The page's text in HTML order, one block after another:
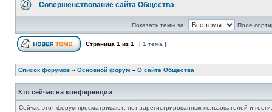
Совершенствование сайта Общества
Показать темы за: Поле
Страница 1 из 1 [ 1 тема ]
Список форумов » Основной форум » О сайте Общества
Кто сейчас на конференции
Сейчас этот форум просматривают: нет зарегистрированных пользователей и